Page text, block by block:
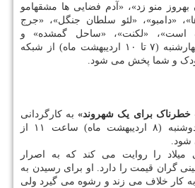
منو زد»، «آدم فضایی ها مشقهامو
«دامبو»، «لئو سلطان جنگل»، «جرج
است»، «لکنت»، «ساحل گمشده» و
«شرخر» از یکشنبه تا چهارشنبه (۷ تا ۱۰ اردیبهشت ماه) از شبکه
و شما پخش می شود.
خطرناک برای یک شهروند»به کارگردانی
سیدمحسن میرحسینی دوشنبه (۸ اردیبهشت ماه) ساعت ۱۱ از
میلاد را روایت می کند که به اصرار
گران قیمت را دارد. او برای رسیدن به
کار خلاف می زند و رشوه می گیرد ولی